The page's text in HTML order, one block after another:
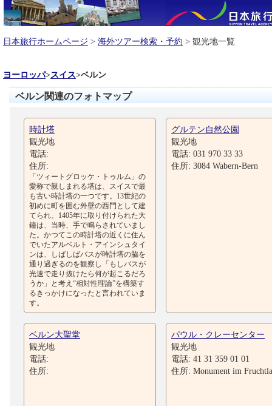
日本旅行ホームページ > 海外ツアー検索・予約 > 観光地一覧
ヨーロッパ>スイス>ベルン
ベルン関連のフォトマップ
時計塔
観光地
電話:
住所:
「ツィートグロッケ・トゥルム」の
愛称で親しまれる塔は、スイスで最
も古い時計塔の一つです。13世紀の
初めに町を囲む外壁の西門として建
てられ、1405年に取り付けられた大
鐘は、当時、手で鳴らされていまし
た。かつてこの時計塔の近くに住ん
でいたアルベルト・アインシュタイ
ンは、しばしばバスが時計塔の脇を
通り過ぎるのを観察し「もしバスが
光速で走り抜けたら何が起こるだろ
うか」と考え“相対性理論”を構築す
るきっかけになったと言われていま
す。
グルテン自然公園
観光地
電話: 031 970 33 33
住所: 3084 Wabern-Bern
ベルン大聖堂
観光地
電話:
住所:
パウル・クレーセンター
観光地
電話: 41 31 359 01 01
住所: Monument im